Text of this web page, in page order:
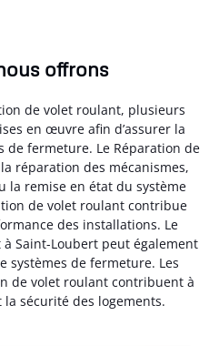
offrons
de volet roulant, plusieurs
en œuvre afin d’assurer la
de fermeture. Le Réparation de
réparation des mécanismes,
la remise en état du système
de volet roulant contribue
des installations. Le
Saint-Loubert peut également
systèmes de fermeture. Les
de volet roulant contribuent à
sécurité des logements.